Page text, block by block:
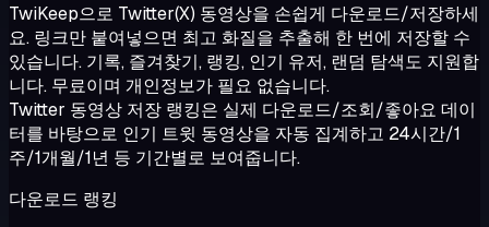
TwiKeep으로 Twitter(X) 동영상을 손쉽게 다운로드/저장하세
요. 링크만 붙여넣으면 최고 화질을 추출해 한 번에 저장할 수
있습니다. 기록, 즐겨찾기, 랭킹, 인기 유저, 랜덤 탐색도 지원합
니다. 무료이며 개인정보가 필요 없습니다.
Twitter 동영상 저장 랭킹은 실제 다운로드/조회/좋아요 데이
터를 바탕으로 인기 트윗 동영상을 자동 집계하고 24시간/1
주/1개월/1년 등 기간별로 보여줍니다.
다운로드 랭킹